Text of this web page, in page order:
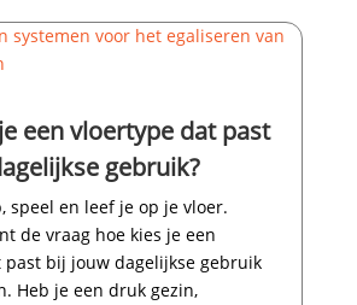
een vloertype dat past
gebruik?
speel en leef je op je vloer.​
de vraag hoe kies je een
past bij jouw dagelijkse gebruik
Heb je een druk gezin,